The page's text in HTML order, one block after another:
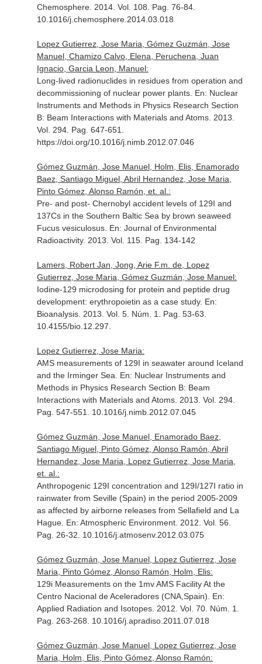
Chemosphere. 2014. Vol. 108. Pag. 76-84.
10.1016/j.chemosphere.2014.03.018
Lopez Gutierrez, Jose Maria, Gómez Guzmán, Jose
Manuel, Chamizo Calvo, Elena, Peruchena, Juan
Ignacio, Garcia Leon, Manuel:
Long-lived radionuclides in residues from operation and
decommissioning of nuclear power plants. En: Nuclear
Instruments and Methods in Physics Research Section
B: Beam Interactions with Materials and Atoms. 2013.
Vol. 294. Pag. 647-651.
https://doi.org/10.1016/j.nimb.2012.07.046
Gómez Guzmán, Jose Manuel, Holm, Elis, Enamorado
Baez, Santiago Miguel, Abril Hernandez, Jose Maria,
Pinto Gómez, Alonso Ramón, et. al.:
Pre- and post- Chernobyl accident levels of 129I and
137Cs in the Southern Baltic Sea by brown seaweed
Fucus vesiculosus. En: Journal of Environmental
Radioactivity. 2013. Vol. 115. Pag. 134-142
Lamers, Robert Jan, Jong, Arie F.m. de, Lopez
Gutierrez, Jose Maria, Gómez Guzmán, Jose Manuel:
Iodine-129 microdosing for protein and peptide drug
development: erythropoietin as a case study. En:
Bioanalysis. 2013. Vol. 5. Núm. 1. Pag. 53-63.
10.4155/bio.12.297.
Lopez Gutierrez, Jose Maria:
AMS measurements of 129I in seawater around Iceland
and the Irminger Sea. En: Nuclear Instruments and
Methods in Physics Research Section B: Beam
Interactions with Materials and Atoms. 2013. Vol. 294.
Pag. 547-551. 10.1016/j.nimb.2012.07.045
Gómez Guzmán, Jose Manuel, Enamorado Baez,
Santiago Miguel, Pinto Gómez, Alonso Ramón, Abril
Hernandez, Jose Maria, Lopez Gutierrez, Jose Maria,
et. al.:
Anthropogenic 129I concentration and 129I/127I ratio in
rainwater from Seville (Spain) in the period 2005-2009
as affected by airborne releases from Sellafield and La
Hague. En: Atmospheric Environment. 2012. Vol. 56.
Pag. 26-32. 10.1016/j.atmosenv.2012.03.075
Gómez Guzmán, Jose Manuel, Lopez Gutierrez, Jose
Maria, Pinto Gómez, Alonso Ramón, Holm, Elis:
129i Measurements on the 1mv AMS Facility At the
Centro Nacional de Aceleradores (CNA,Spain). En:
Applied Radiation and Isotopes. 2012. Vol. 70. Núm. 1.
Pag. 263-268. 10.1016/j.apradiso.2011.07.018
Gómez Guzmán, Jose Manuel, Lopez Gutierrez, Jose
Maria, Holm, Elis, Pinto Gómez, Alonso Ramón: